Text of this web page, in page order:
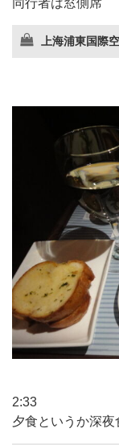
同行者は窓側席
上海浦東国際
2:33
夕食というか深夜